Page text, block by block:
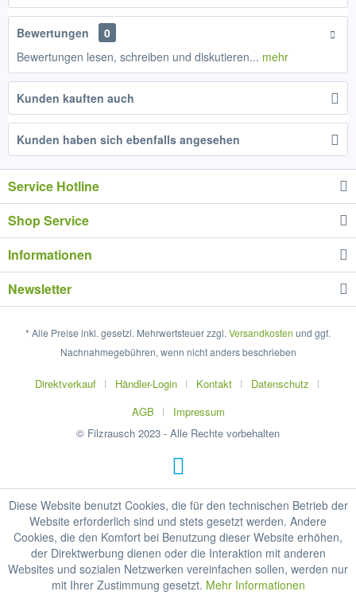
Bewertungen
0
Bewertungen lesen, schreiben und diskutieren... mehr
Kunden kauften auch
Kunden haben sich ebenfalls angesehen
Service Hotline
Shop Service
Informationen
Newsletter
* Alle Preise inkl. gesetzl. Mehrwertsteuer zzgl. Versandkosten und ggf.
Nachnahmegebühren, wenn nicht anders beschrieben
Direktverkauf Händler-Login Kontakt
Datenschutz
AGB
Impressum
© Filzrausch 2023 - Alle Rechte vorbehalten
Diese Website benutzt Cookies, die für den technischen Betrieb der
Website erforderlich sind und stets gesetzt werden. Andere
Cookies, die den Komfort bei Benutzung dieser Website erhöhen,
der Direktwerbung dienen oder die Interaktion mit anderen
Websites und sozialen Netzwerken vereinfachen sollen, werden nur
mit Ihrer Zustimmung gesetzt. Mehr Informationen